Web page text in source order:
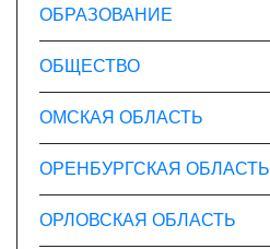
ОБРАЗОВАНИЕ
ОБЩЕСТВО
ОМСКАЯ ОБЛАСТЬ
ОРЕНБУРГСКАЯ ОБЛАСТЬ
ОРЛОВСКАЯ ОБЛАСТЬ